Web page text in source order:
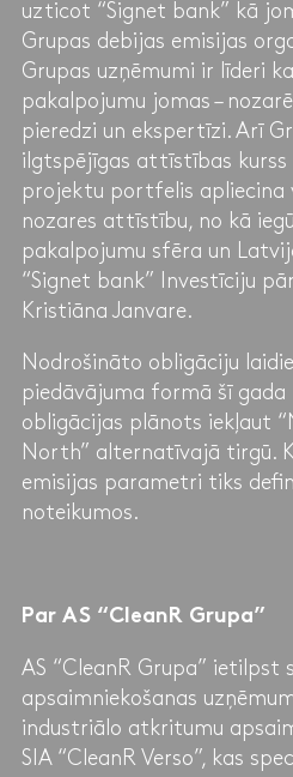
uzticot “Signet bank” kā
Grupas debijas emisijas
Grupas uzņēmumi ir līderi
pakalpojumu jomas –
pieredzi un ekspertīzi. Arī
ilgtspējīgas attīstības kurss
projektu portfelis apliecina
nozares attīstību, no kā
pakalpojumu sfēra un
“Signet bank” Investīciju
Kristiāna Janvare.
Nodrošināto obligāciju
piedāvājuma formā šī
obligācijas plānots iekļaut
North” alternatīvajā tirgū.
emisijas parametri tiks
noteikumos.
Par AS “CleanR Grupa”
AS “CleanR Grupa” ietilpst
apsaimniekošanas
industriālo atkritumu
SIA “CleanR Verso”, kas